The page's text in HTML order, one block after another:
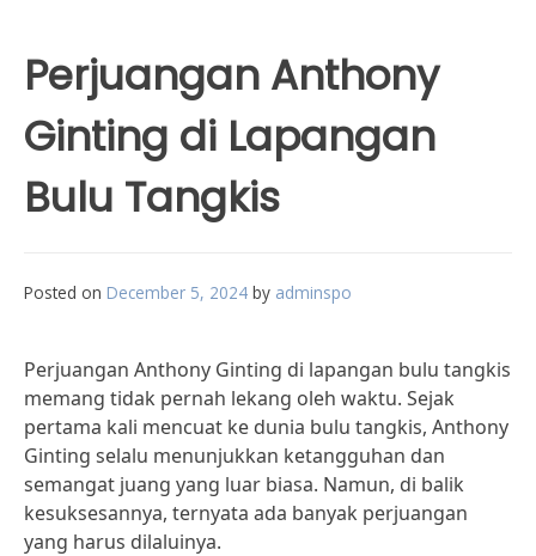
Perjuangan Anthony
Ginting di Lapangan
Bulu Tangkis
Posted on December 5, 2024 by adminspo
Perjuangan Anthony Ginting di lapangan bulu tangkis
memang tidak pernah lekang oleh waktu. Sejak
pertama kali mencuat ke dunia bulu tangkis, Anthony
Ginting selalu menunjukkan ketangguhan dan
semangat juang yang luar biasa. Namun, di balik
kesuksesannya, ternyata ada banyak perjuangan
yang harus dilaluinya.